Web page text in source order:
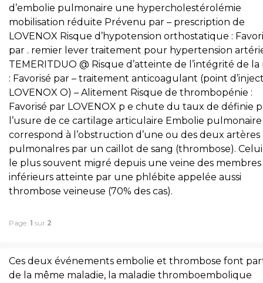
d’embolie pulmonaire une hypercholestérolémie
mobilisation réduite Prévenu par – prescription de
LOVENOX Risque d’hypotension orthostatique :
par . remier lever traitement pour hypertension
TEMERITDUO @ Risque d’atteinte de l’intégrité de
: Favorisé par – traitement anticoagulant (point
LOVENOX O) – Alitement Risque de thrombopénie :
Favorisé par LOVENOX p e chute du taux de définie
l’usure de ce cartilage articulaire Embolie pulmonaire
correspond à l’obstruction d’une ou des deux artères
pulmonalres par un caillot de sang (thrombose).
le plus souvent migré depuis une veine des membres
inférieurs atteinte par une phlébite appelée aussi
thrombose veineuse (70% des cas).
Page: 1 sur 2
Ces deux événements embolie et thrombose font
de la même maladie, la maladie thromboembolique